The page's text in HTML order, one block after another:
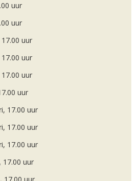
uur
uur
uur
uur
uur
uur
17.00 uur
17.00 uur
17.00 uur
17.00 uur